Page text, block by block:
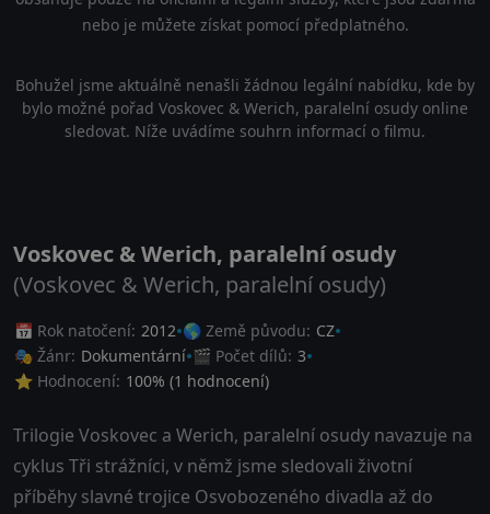
nebo je můžete získat pomocí předplatného.
Bohužel jsme aktuálně nenašli žádnou legální nabídku, kde by
bylo možné pořad Voskovec & Werich, paralelní osudy online
sledovat. Níže uvádíme souhrn informací o filmu.
Voskovec & Werich, paralelní osudy
(Voskovec & Werich, paralelní osudy)
📅 Rok natočení: 2012 🌎 Země původu: CZ
🎭 Žánr: Dokumentární 🎬 Počet dílů: 3
⭐ Hodnocení: 100% (1 hodnocení)
Trilogie Voskovec a Werich, paralelní osudy navazuje na
cyklus Tři strážníci, v němž jsme sledovali životní
příběhy slavné trojice Osvobozeného divadla až do